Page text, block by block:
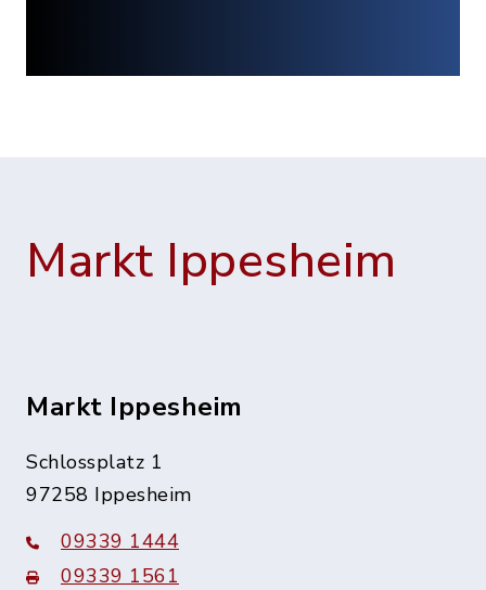
Markt Ippesheim
Markt Ippesheim
Schlossplatz 1
97258 Ippesheim
09339 1444
09339 1561